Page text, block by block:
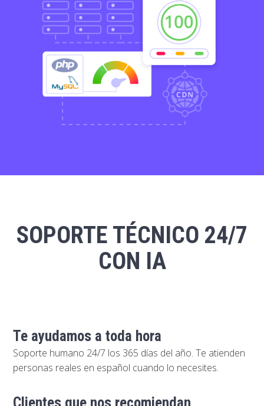
SOPORTE TÉCNICO 24/7
CON IA
Te ayudamos a toda hora
Soporte humano 24/7 los 365 días del año. Te atienden
personas reales en español cuando lo necesites.